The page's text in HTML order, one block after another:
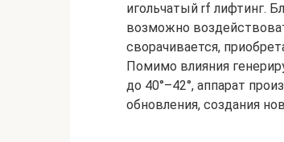
игольчатый rf лифтинг.
возможно
сворачивается,
Помимо влияния
до 40°–42°, аппарат
обновления, создания